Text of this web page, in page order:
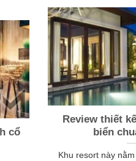
Review thiết
biển
Khu resort này
cổ